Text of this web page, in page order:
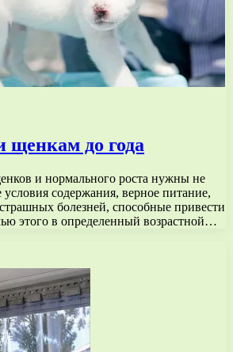
щенкам до года
и нормального роста нужны не
условия содержания, верное питание,
болезней, способные привести
этого в определенный возрастной…